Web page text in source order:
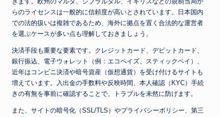
らのライセンスは一般的に信頼度が高いとされています。日本国内
での法的扱いは複雑であるため、海外に拠点を置く合法的な運営者
を選ぶケースが多い点も理解しておきましょう。
決済手段も重要な要素です。クレジットカード、デビットカード、
銀行振込、電子ウォレット（例：エコペイズ、スティックペイ）、
近年はコンビニ決済や暗号資産（仮想通貨）を受け付けるサイトも
増えています。入出金の手数料や反映時間、本人確認（KYC）手続
きの有無を事前に確認することで、トラブルを未然に防げます。
また、サイトの暗号化（SSL/TLS）やプライバシーポリシー、第三